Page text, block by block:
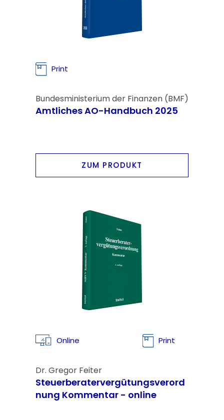
Print
Bundesministerium der Finanzen (BMF)
Amtliches AO-Handbuch 2025
ZUM PRODUKT
Online Print
Dr. Gregor Feiter
Steuerberatervergütungsverord
nung Kommentar - online